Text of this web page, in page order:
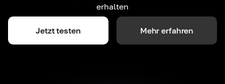
erhalten
Jetzt testen Mehr erfahren